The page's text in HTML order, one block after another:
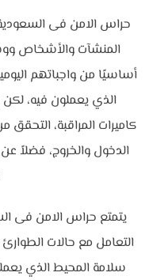
حراس الامن فى
المنشآت والأشخاص
أساسيًا من واجباتهم
الذي يعملون فيه،
كاميرات المراقبة،
الدخول والخروج، فضلاً
يتمتع حراس الامن فى
التعامل مع حالات الطوارئ
سلامة المحيط الذي